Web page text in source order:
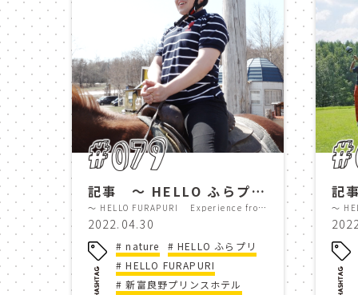
scene photo
北海道 桜 畑
散策 ライトアップ
shin furano prince hotel
感染症対策 guest
ゴルフコ
パーマーコース golf
#079
記事 ～ HELLO ふらプリ Experience from Shinfuranoprincehotel スタッフのオススメスポットをご紹介！ Vol.1 ～
～ HELLO FURAPURI Experience from Shinfuranoprincehotel Staff recommendations for places to visit ! Vol.1～
2022.04.30
nature
HELLO ふらプリ
HELLO FURAPURI
新富良野プリンスホテル